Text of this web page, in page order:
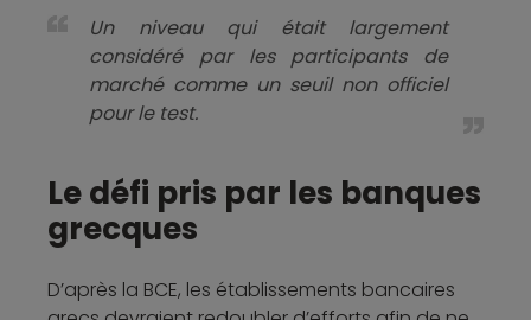
Un niveau qui était largement
considéré par les participants de
marché comme un seuil non officiel
pour le test.
Le défi pris par les banques
grecques
D’après la BCE, les établissements bancaires